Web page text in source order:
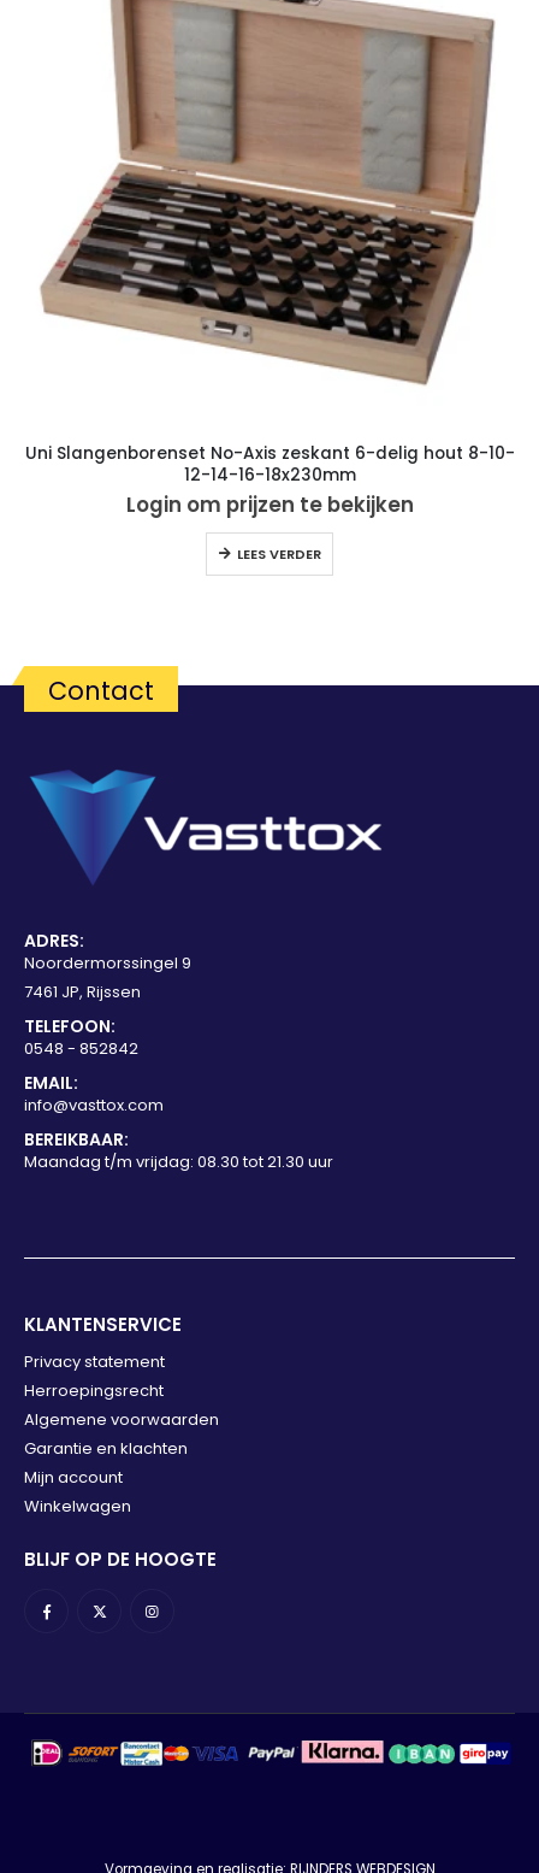
Uni Slangenborenset No-Axis zeskant 6-delig hout 8-10-
12-14-16-18x230mm
Login om prijzen te bekijken
LEES VERDER
Contact
ADRES:
Noordermorssingel 9
7461 JP, Rijssen
TELEFOON:
0548 - 852842
EMAIL:
info@vasttox.com
BEREIKBAAR:
Maandag t/m vrijdag: 08.30 tot 21.30 uur
KLANTENSERVICE
Privacy statement
Herroepingsrecht
Algemene voorwaarden
Garantie en klachten
Mijn account
Winkelwagen
BLIJF OP DE HOOGTE